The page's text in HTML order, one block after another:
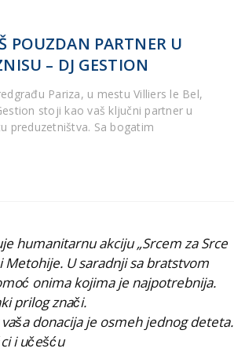
POUZDAN PARTNER U
– DJ GESTION
Pariza, u mestu Villiers le Bel,
stoji kao vaš ključni partner u
preduzetništva. Sa bogatim
humanitarnu akciju „Srcem za Srce
Metohije. U saradnji sa bratstvom
onima kojima je najpotrebnija.
prilog znači.
donacija je osmeh jednog deteta.
i učešću